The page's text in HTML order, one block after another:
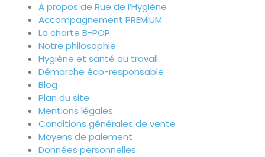
A propos de Rue de l’Hygiène
Accompagnement PREMIUM
La charte B-POP
Notre philosophie
Hygiène et santé au travail
Démarche éco-responsable
Blog
Plan du site
Mentions légales
Conditions générales de vente
Moyens de paiement
Données personnelles